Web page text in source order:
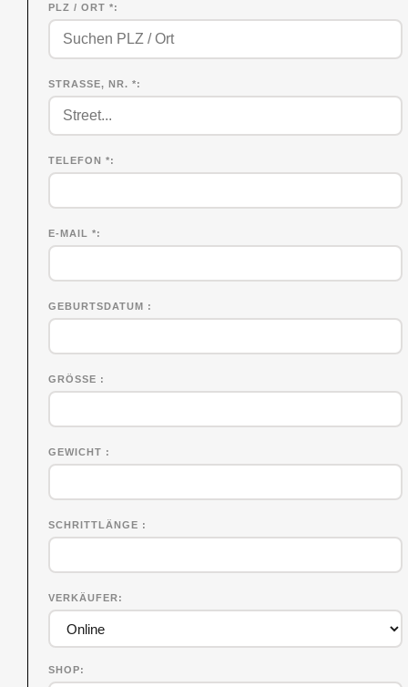
PLZ / ORT *
STRASSE, NR. *
TELEFON *
E-MAIL *
GEBURTSDATUM
GRÖSSE
GEWICHT
SCHRITTLÄNGE
VERKÄUFER
SHOP